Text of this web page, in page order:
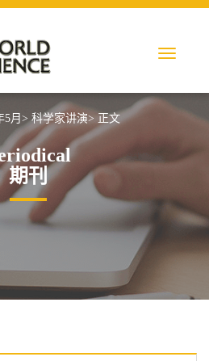
5月> 科学家讲演> 正文
期刊